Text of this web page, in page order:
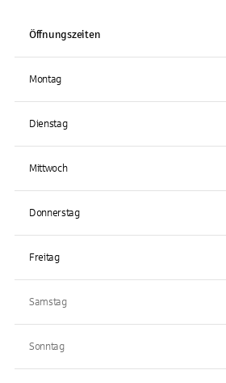
Öffnungszeiten
Montag
Dienstag
Mittwoch
Donnerstag
Freitag
Samstag
Sonntag